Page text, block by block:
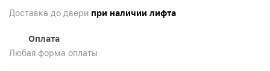
Доставка до двери при наличии лифта
Оплата
Любая форма оплаты